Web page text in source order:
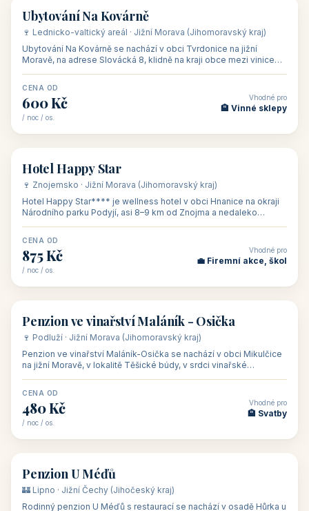
🏡 penzion
Ubytování Na Kovárně
🍷 Lednicko-valtický areál · Jižní Morava (Jihomoravský kraj)
Ubytování Na Kovárně se nachází v obci Tvrdonice na jižní
Moravě, na adrese Slovácká 8, klidně na kraji obce mezi vinicemi,
CENA OD
600 Kč
/ noc / os.
Vhodné pro
🏨 Vinné sklepy
🏨 hotel
Hotel Happy Star
🍷 Znojemsko · Jižní Morava (Jihomoravský kraj)
Hotel Happy Star**** je wellness hotel v obci Hnanice na okraji
Národního parku Podyjí, asi 8–9 km od Znojma a nedaleko
CENA OD
875 Kč
/ noc / os.
Vhodné pro
💼 Firemní akce, škol
🏡 penzion
Penzion ve vinařství Maláník - Osička
🍷 Podluží · Jižní Morava (Jihomoravský kraj)
Penzion ve vinařství Maláník-Osička se nachází v obci Mikulčice
na jižní Moravě, v lokalitě Těšické búdy, v srdci vinařské
CENA OD
480 Kč
/ noc / os.
Vhodné pro
🏨 Svatby
🏡 penzion
Penzion U Méďů
🏰 Lipno · Jižní Čechy (Jihočeský kraj)
Rodinný penzion U Méďů s restaurací se nachází v osadě Hůrka u